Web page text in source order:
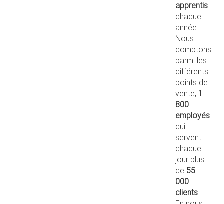
apprentis
chaque
année.
Nous
comptons
parmi les
différents
points de
vente, 1
800
employés
qui
servent
chaque
jour plus
de 55
000
clients.